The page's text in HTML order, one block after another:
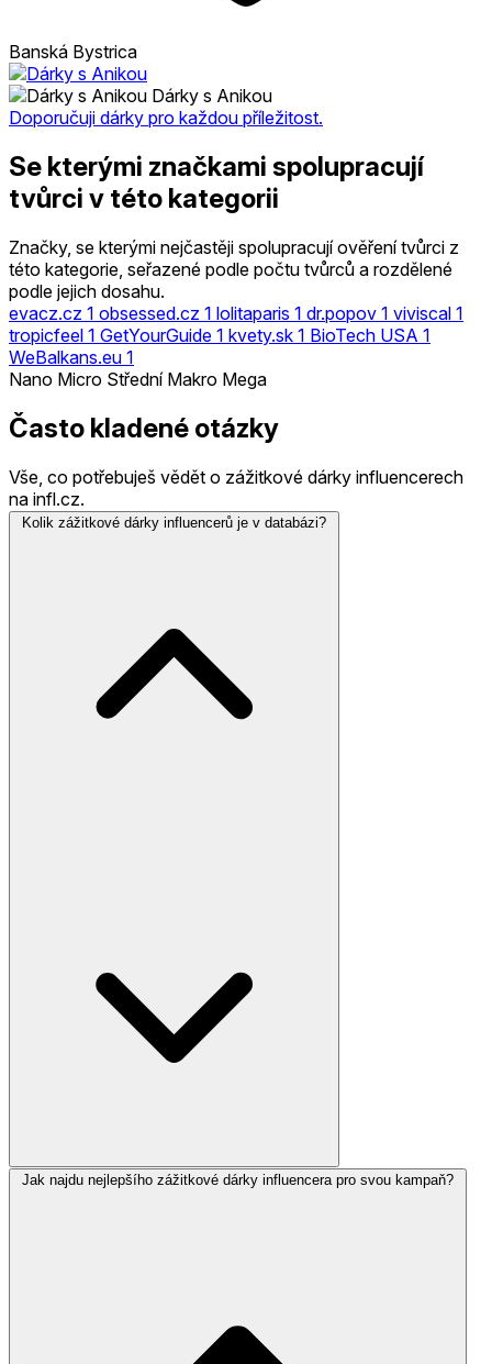
Banská Bystrica
Dárky s Anikou
Doporučuji dárky pro každou příležitost.
Se kterými značkami spolupracují
tvůrci v této kategorii
Značky, se kterými nejčastěji spolupracují ověření tvůrci z
této kategorie, seřazené podle počtu tvůrců a rozdělené
podle jejich dosahu.
evacz.cz 1 obsessed.cz 1 lolitaparis 1 dr.popov 1 viviscal 1
tropicfeel 1 GetYourGuide 1 kvety.sk 1 BioTech USA 1
WeBalkans.eu 1
Nano Micro Střední Makro Mega
Často kladené otázky
Vše, co potřebuješ vědět o zážitkové dárky influencerech
na infl.cz.
Kolik zážitkové dárky influencerů je v databázi?
Jak najdu nejlepšího zážitkové dárky influencera pro svou kampaň?